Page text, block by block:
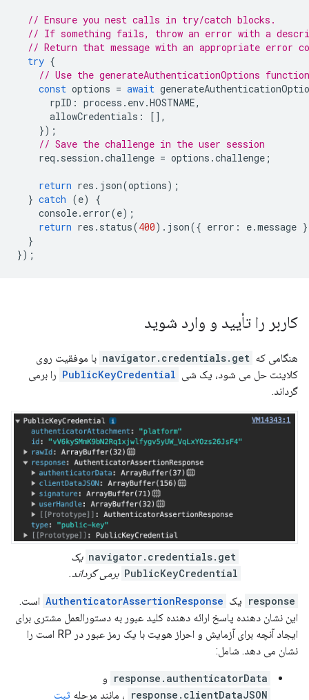
// Ensure you nest calls in try/catch blocks.
// If something fails, throw an error with a
// Return that message with an appropriate error
try {
// Use the generateAuthenticationOptions function
const options = await
rpID : process . env.HOSTNAME,
allowCredentials :
[],
});
// Save the challenge in the user session
req . session .challenge = options .challenge ;
return res . json(options);
} catch (e)
{
console. error(e);
return res . status(400). json({ error : e.message
}
});
کاربر را تأیید و وارد شوید
هنگامی که navigator.credentials.get با موفقیت روی
کلاینت حل می شود، یک شی PublicKeyCredential را برمی
گرداند.
navigator.credentials.get یک
PublicKeyCredential برمی گرداند.
response یک AuthenticatorAssertionResponse است.
این نشان دهنده پاسخ ارائه دهنده کلید عبور به دستورالعمل مشتری برای
ایجاد آنچه برای آزمایش و احراز هویت با یک رمز عبور در RP است را
نشان می دهد. شامل:
response.authenticatorData و
response.clientDataJSON ، مانند مرحله ثبت